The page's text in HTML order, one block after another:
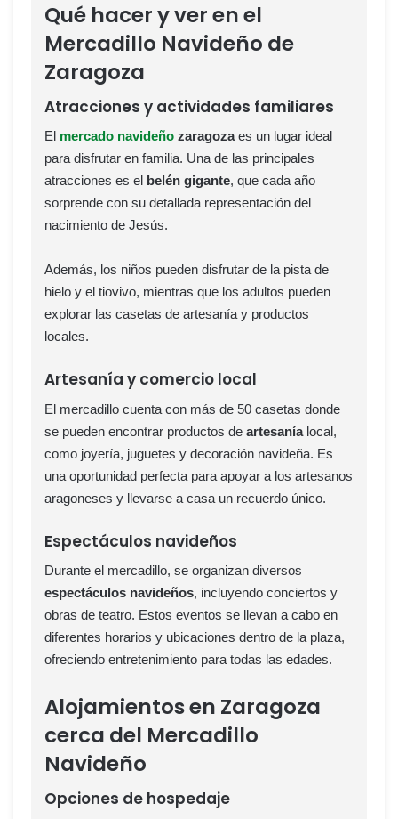
Qué hacer y ver en el
Mercadillo Navideño de
Zaragoza
Atracciones y actividades familiares
El mercado navideño zaragozaes un lugar ideal
para disfrutar en familia. Una de las principales
atracciones es el belén gigante, que cada año
sorprende con su detallada representación del
nacimiento de Jesús.
Además, los niños pueden disfrutar de la pista de
hielo y el tiovivo, mientras que los adultos pueden
explorar las casetas de artesanía y productos
locales.
Artesanía y comercio local
El mercadillo cuenta con más de 50 casetas donde
se pueden encontrar productos de artesaníalocal,
como joyería, juguetes y decoración navideña. Es
una oportunidad perfecta para apoyar a los artesanos
aragoneses y llevarse a casa un recuerdo único.
Espectáculos navideños
Durante el mercadillo, se organizan diversos
espectáculos navideños, incluyendo conciertos y
obras de teatro. Estos eventos se llevan a cabo en
diferentes horarios y ubicaciones dentro de la plaza,
ofreciendo entretenimiento para todas las edades.
Alojamientos en Zaragoza
cerca del Mercadillo
Navideño
Opciones de hospedaje